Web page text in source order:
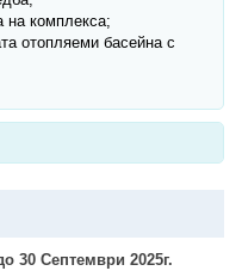
на комплекса;
отопляеми басейна с
30 Септември 2025г.